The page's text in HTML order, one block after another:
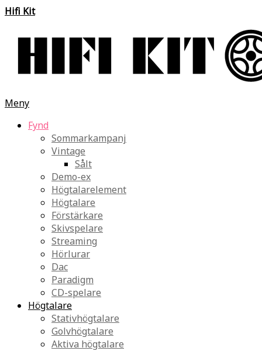
Hifi Kit
Meny
Fynd
Sommarkampanj
Vintage
Sålt
Demo-ex
Högtalarelement
Högtalare
Förstärkare
Skivspelare
Streaming
Hörlurar
Dac
Paradigm
CD-spelare
Högtalare
Stativhögtalare
Golvhögtalare
Aktiva högtalare